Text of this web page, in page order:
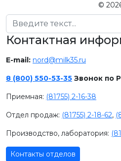
©
Поиск
Контактная
E-mail: nord@milk35.ru
8 (800) 550-53-35 Звонок по
Приемная: (81755) 2-16-38
Отдел продаж: (81755) 2-18-62,
Производство, лаборатория:
Контакты отделов